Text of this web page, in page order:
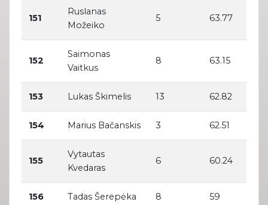
151
Ruslanas
Možeiko
5 63.77
152
Saimonas
Vaitkus
8 63.15
153 Lukas Škimelis 13 62.82
154 Marius Bačanskis 3 62.51
155
Vytautas
Kvedaras
6 60.24
156 Tadas Šerepėka 8 59